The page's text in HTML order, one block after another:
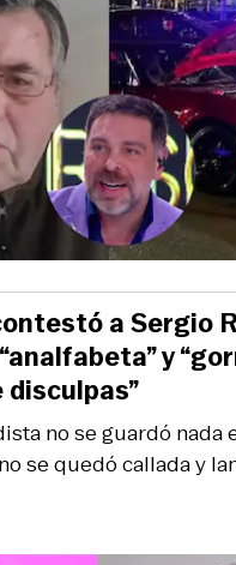
no se guardó nada
se quedó callada y
a Sergio
y
disculpas”